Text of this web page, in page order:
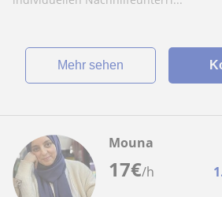
Mehr sehen
17€/h
Mouna